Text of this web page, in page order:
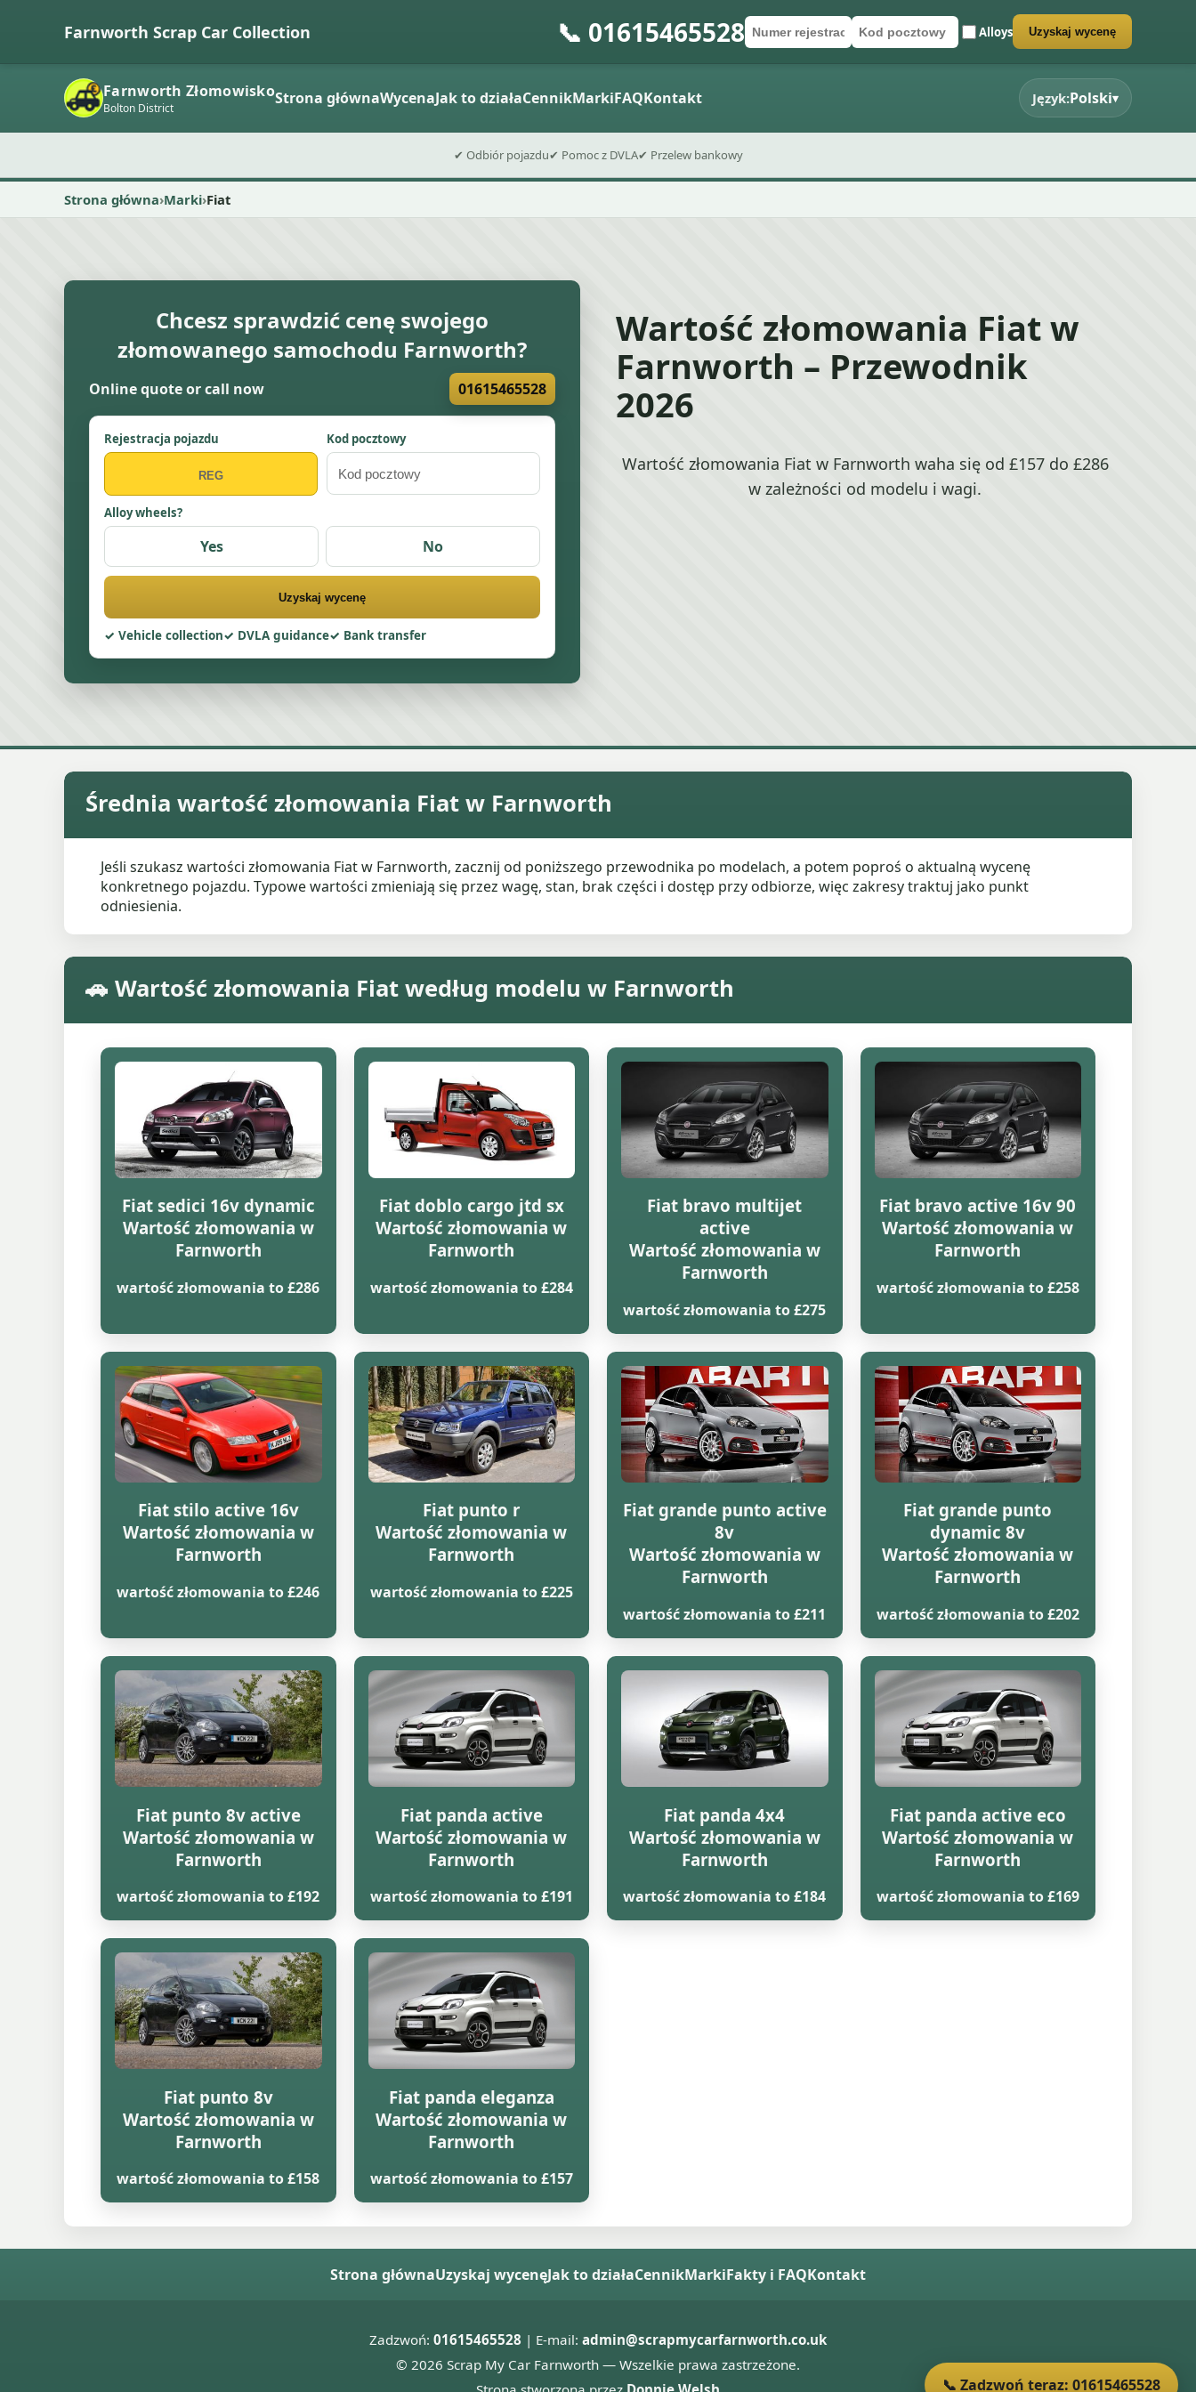
Farnworth Scrap Car Collection 📞 01615465528Numer rejestracyjny
Kod pocztowy Alloys
Wyślij formularz wyceny Uzyskaj wycenę
Farnworth Złomowisko
Bolton District Strona głównaWycenaJak to działaCennikMarkiFAQKontakt Język:Polski▾
✔ Odbiór pojazdu✔ Pomoc z DVLA✔ Przelew bankowy
Strona główna Marki Fiat
Chcesz sprawdzić cenę swojego
złomowanego samochodu Farnworth?
Online quote or call now 01615465528
Rejestracja pojazdu Kod pocztowy
Alloy wheels?
Yes No
Uzyskaj wycenę
Vehicle collection DVLA guidance Bank transfer
Wartość złomowania Fiat w
Farnworth – Przewodnik
2026
Wartość złomowania Fiat w Farnworth waha się od £157 do £286
w zależności od modelu i wagi.
Średnia wartość złomowania Fiat w Farnworth
Jeśli szukasz wartości złomowania Fiat w Farnworth, zacznij od poniższego przewodnika po modelach, a potem poproś o aktualną wycenę
konkretnego pojazdu. Typowe wartości zmieniają się przez wagę, stan, brak części i dostęp przy odbiorze, więc zakresy traktuj jako punkt
odniesienia.
🚗 Wartość złomowania Fiat według modelu w Farnworth
Fiat sedici 16v dynamic
Wartość złomowania w
Farnworth
wartość złomowania to £286
Fiat doblo cargo jtd sx
Wartość złomowania w
Farnworth
wartość złomowania to £284
Fiat bravo multijet
active
Wartość złomowania w
Farnworth
wartość złomowania to £275
Fiat bravo active 16v 90
Wartość złomowania w
Farnworth
wartość złomowania to £258
Fiat stilo active 16v
Wartość złomowania w
Farnworth
wartość złomowania to £246
Fiat punto r
Wartość złomowania w
Farnworth
wartość złomowania to £225
Fiat grande punto active
8v
Wartość złomowania w
Farnworth
wartość złomowania to £211
Fiat grande punto
dynamic 8v
Wartość złomowania w
Farnworth
wartość złomowania to £202
Fiat punto 8v active
Wartość złomowania w
Farnworth
wartość złomowania to £192
Fiat panda active
Wartość złomowania w
Farnworth
wartość złomowania to £191
Fiat panda 4x4
Wartość złomowania w
Farnworth
wartość złomowania to £184
Fiat panda active eco
Wartość złomowania w
Farnworth
wartość złomowania to £169
Fiat punto 8v
Wartość złomowania w
Farnworth
wartość złomowania to £158
Fiat panda eleganza
Wartość złomowania w
Farnworth
wartość złomowania to £157
Strona głównaUzyskaj wycenęJak to działaCennikMarkiFakty i FAQKontakt
Zadzwoń: 01615465528 | E-mail: admin@scrapmycarfarnworth.co.uk
© 2026 Scrap My Car Farnworth — Wszelkie prawa zastrzeżone.
📞 Zadzwoń teraz: 01615465528